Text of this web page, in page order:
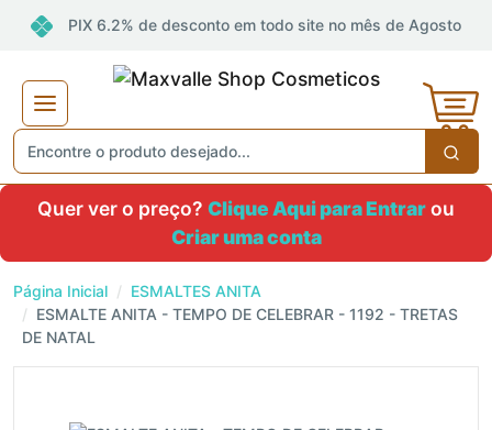
PIX 6.2% de desconto em todo site no mês de Agosto
Quer ver o preço? Clique Aqui para Entrarou
Criar uma conta
Página Inicial
ESMALTES ANITA
ESMALTE ANITA - TEMPO DE CELEBRAR - 1192 - TRETAS
DE NATAL